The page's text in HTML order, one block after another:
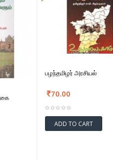
பழந்தமிழர் அரசியல்
70.00
ADD TO CART